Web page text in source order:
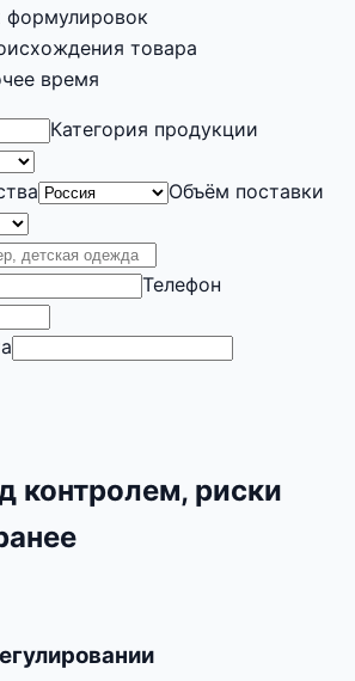
товара
время
Категория продукции
Объём поставки
Телефон
контролем, риски